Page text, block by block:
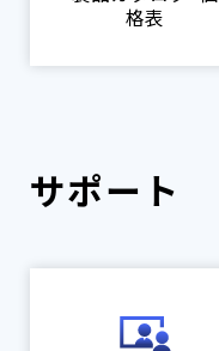
格表
サポート